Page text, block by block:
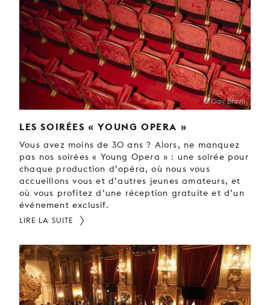
@ Clair Bravo
LES SOIRÉES « YOUNG OPERA »
Vous avez moins de 30 ans ? Alors, ne manquez
pas nos soirées « Young Opera » : une soirée pour
chaque production d’opéra, où nous vous
accueillons vous et d’autres jeunes amateurs, et
où vous profitez d’une réception gratuite et d’un
événement exclusif.
LIRE LA SUITE